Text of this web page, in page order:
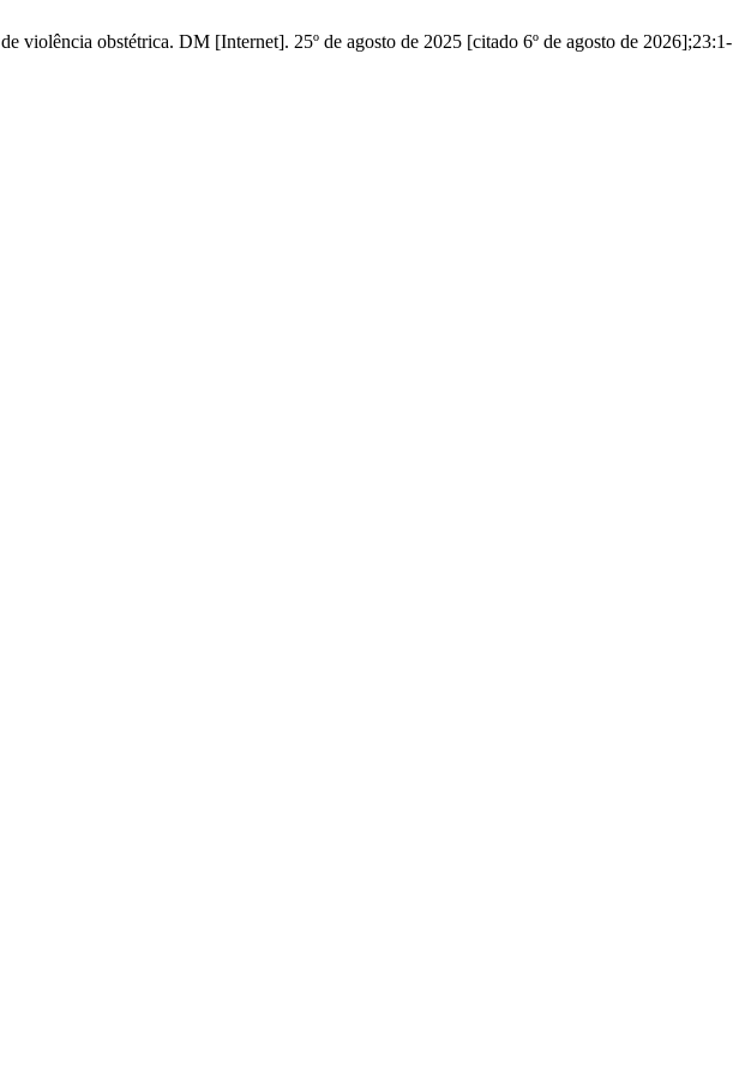
obstétrica. DM [Internet]. 25º de agosto de 2025 [citado 6º de agosto de 2026];23:1-